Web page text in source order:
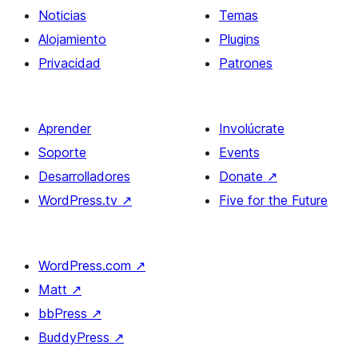
Noticias
Alojamiento
Privacidad
Temas
Plugins
Patrones
Aprender
Soporte
Desarrolladores
WordPress.tv ↗
Involúcrate
Events
Donate ↗
Five for the Future
WordPress.com ↗
Matt ↗
bbPress ↗
BuddyPress ↗